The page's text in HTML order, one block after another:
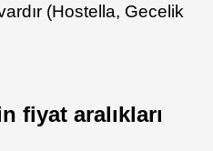
(Hostella, Gecelik
fiyat aralıkları